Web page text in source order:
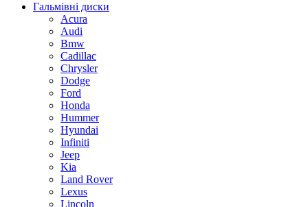
Гальмівні диски
Acura
Audi
Bmw
Cadillac
Chrysler
Dodge
Ford
Honda
Hummer
Hyundai
Infiniti
Jeep
Kia
Land Rover
Lexus
Lincoln